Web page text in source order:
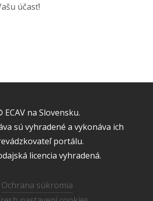
účasť!
ECAV na Slovensku.
sú vyhradené a vykonáva ich
portálu.
licencia vyhradená.
Ochrana súkromia